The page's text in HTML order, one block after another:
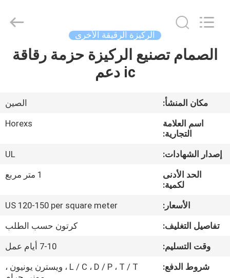
الصفحة
منتجات
معلومات
عنا
المعمل
مراقبة
الجودة
Co.,Ltd..
الركيزة الرقيقة الأخرى
الصمام تصنيع الركيزة حزمة رقاقة
ic دعم
مكان المنشأ:
الصين
اسم العلامة
التجارية:
Horexs
إصدار الشهادات:
UL
الحد الأدنى
لكمية:
1 متر مربع
الأسعار:
US 120-150 per square meter
تفاصيل التغليف:
كرتون حسب الطلب
وقت التسليم:
7-10 أيام عمل
شروط الدفع:
L / C ، D / P ، T / T ، ويسترن يونيون ،